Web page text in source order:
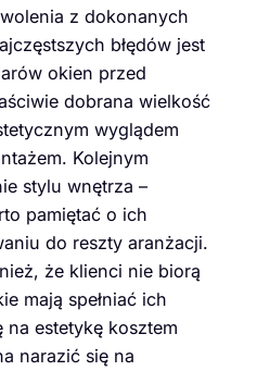
z dokonanych
błędów jest
okien przed
dobrana wielkość
wyglądem
Kolejnym
stylu wnętrza –
pamiętać o ich
do reszty aranżacji.
że klienci nie biorą
mają spełniać ich
na estetykę kosztem
narazić się na